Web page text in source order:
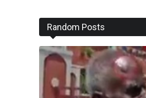
Random Posts